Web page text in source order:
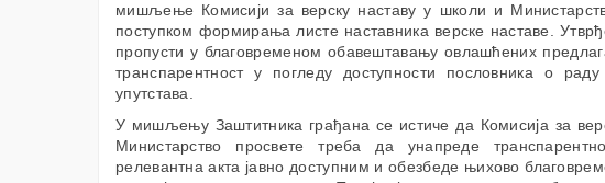
мишљење Комисији за верску наставу у школи и
поступком формирања листе наставника верске наставе.
пропусти у благовременом обавештавању овлашћених
транспарентност у погледу доступности пословника о
упутстава.
У мишљењу Заштитника грађана се истиче да Комисија за
Министарство просвете треба да унапреде
релевантна акта јавно доступним и обезбеде њихово